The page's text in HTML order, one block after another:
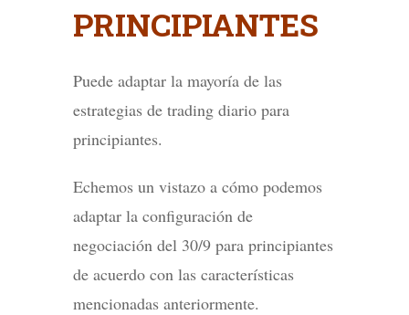
PRINCIPIANTES
Puede adaptar la mayoría de las
estrategias de trading diario para
principiantes.
Echemos un vistazo a cómo podemos
adaptar la configuración de
negociación del 30/9 para principiantes
de acuerdo con las características
mencionadas anteriormente.